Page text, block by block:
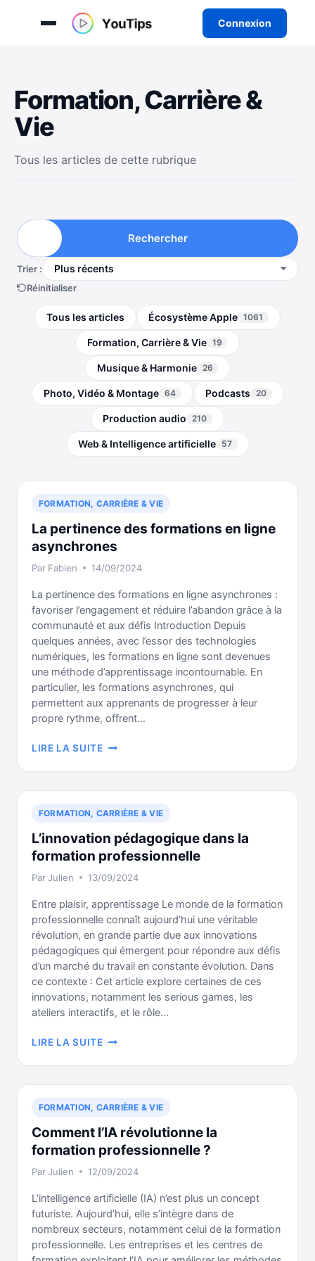
Connexion
contenu
Formation, Carrière &
Vie
Tous les articles de cette rubrique
Rechercher
Trier :
Réinitialiser
Tous les articles Écosystème Apple 1061
Formation, Carrière & Vie 19
Musique & Harmonie 26
Photo, Vidéo & Montage 64 Podcasts 20
Production audio 210
Web & Intelligence artificielle 57
FORMATION, CARRIÈRE & VIE
La pertinence des formations en ligne
asynchrones
Par Fabien 14/09/2024
La pertinence des formations en ligne asynchrones :
favoriser l’engagement et réduire l’abandon grâce à la
communauté et aux défis Introduction Depuis
quelques années, avec l’essor des technologies
numériques, les formations en ligne sont devenues
une méthode d’apprentissage incontournable. En
particulier, les formations asynchrones, qui
permettent aux apprenants de progresser à leur
propre rythme, offrent…
LIRE LA SUITELA
DES
FORMATIONS
LIGNE
ASYNCHRONES
FORMATION, CARRIÈRE & VIE
L’innovation pédagogique dans la
formation professionnelle
ParJulien 13/09/2024
Entre plaisir, apprentissage Le monde de la formation
professionnelle connaît aujourd’hui une véritable
révolution, en grande partie due aux innovations
pédagogiques qui émergent pour répondre aux défis
d’un marché du travail en constante évolution. Dans
ce contexte : Cet article explore certaines de ces
innovations, notamment les serious games, les
ateliers interactifs, et le rôle…
LIRE LA SUITEL’INNOVATION
DANS
LA
PROFESSIONNELLE
FORMATION, CARRIÈRE & VIE
Comment l’IA révolutionne la
formation professionnelle ?
ParJulien 12/09/2024
L’intelligence artificielle (IA) n’est plus un concept
futuriste. Aujourd’hui, elle s’intègre dans de
nombreux secteurs, notamment celui de la formation
professionnelle. Les entreprises et les centres de